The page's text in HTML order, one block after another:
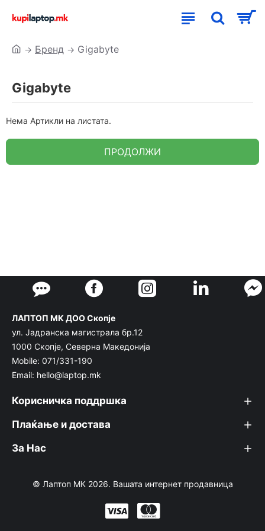
Бренд Gigabyte
Gigabyte
Нема Артикли на листата.
ПРОДОЛЖИ
ЛАПТОП МК ДОО Скопје
ул. Јадранска магистрала бр.12
1000 Скопје, Северна Македонија
Mobile: 071/331-190
Email: hello@laptop.mk
Корисничка поддршка
Плаќање и достава
За Нас
© Лаптоп МК 2026. Вашата интернет продавница